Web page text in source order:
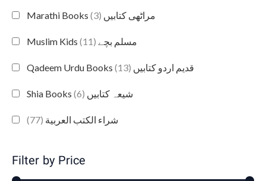
Marathi Books مراٹھی کتابیں (3)
Muslim Kids مسلم بچے (11)
Qadeem Urdu Books قدیم اردو کتابیں (13)
Shia Books شیعہ کتابیں (6)
شراء الكتب العربية (77)
Filter by Price